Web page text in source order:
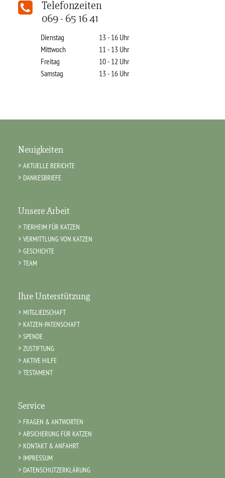
Telefonzeiten
069 - 65 16 41
Dienstag
13 - 16 Uhr
Mittwoch
11 - 13 Uhr
Freitag
10 - 12 Uhr
Samstag
13 - 16 Uhr
Neuigkeiten
AKTUELLE BERICHTE
DANKESBRIEFE
Unsere Arbeit
TIERHEIM FÜR KATZEN
VERMITTLUNG VON KATZEN
GESCHICHTE
TEAM
Ihre Unterstützung
MITGLIEDSCHAFT
KATZEN-PATENSCHAFT
SPENDE
ZUSTIFTUNG
AKTIVE HILFE
TESTAMENT
Service
FRAGEN & ANTWORTEN
ABSICHERUNG FÜR KATZEN
KONTAKT & ANFAHRT
IMPRESSUM
DATENSCHUTZERKLÄRUNG